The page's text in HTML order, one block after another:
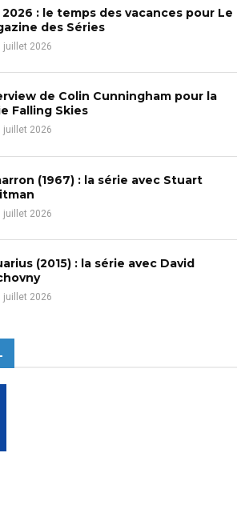
H
2026 : le temps des vacances pour Le
des Séries
juillet 2026
de Colin Cunningham pour la
Falling Skies
juillet 2026
(1967) : la série avec Stuart
juillet 2026
(2015) : la série avec David
juillet 2026